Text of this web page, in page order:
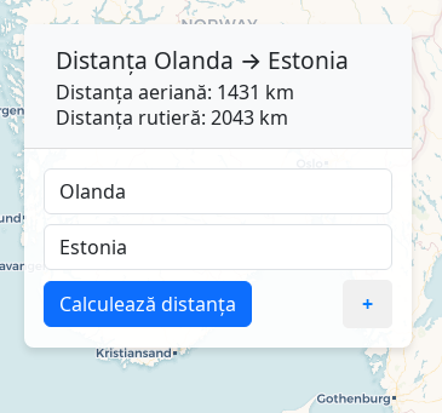
Distanța Olanda → Estonia
Distanța aeriană: 1431 km
Distanța rutieră: 2043 km
Calculează distanța +